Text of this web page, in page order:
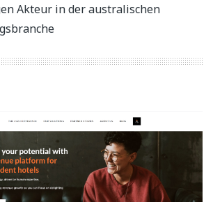
Akteur in der australischen